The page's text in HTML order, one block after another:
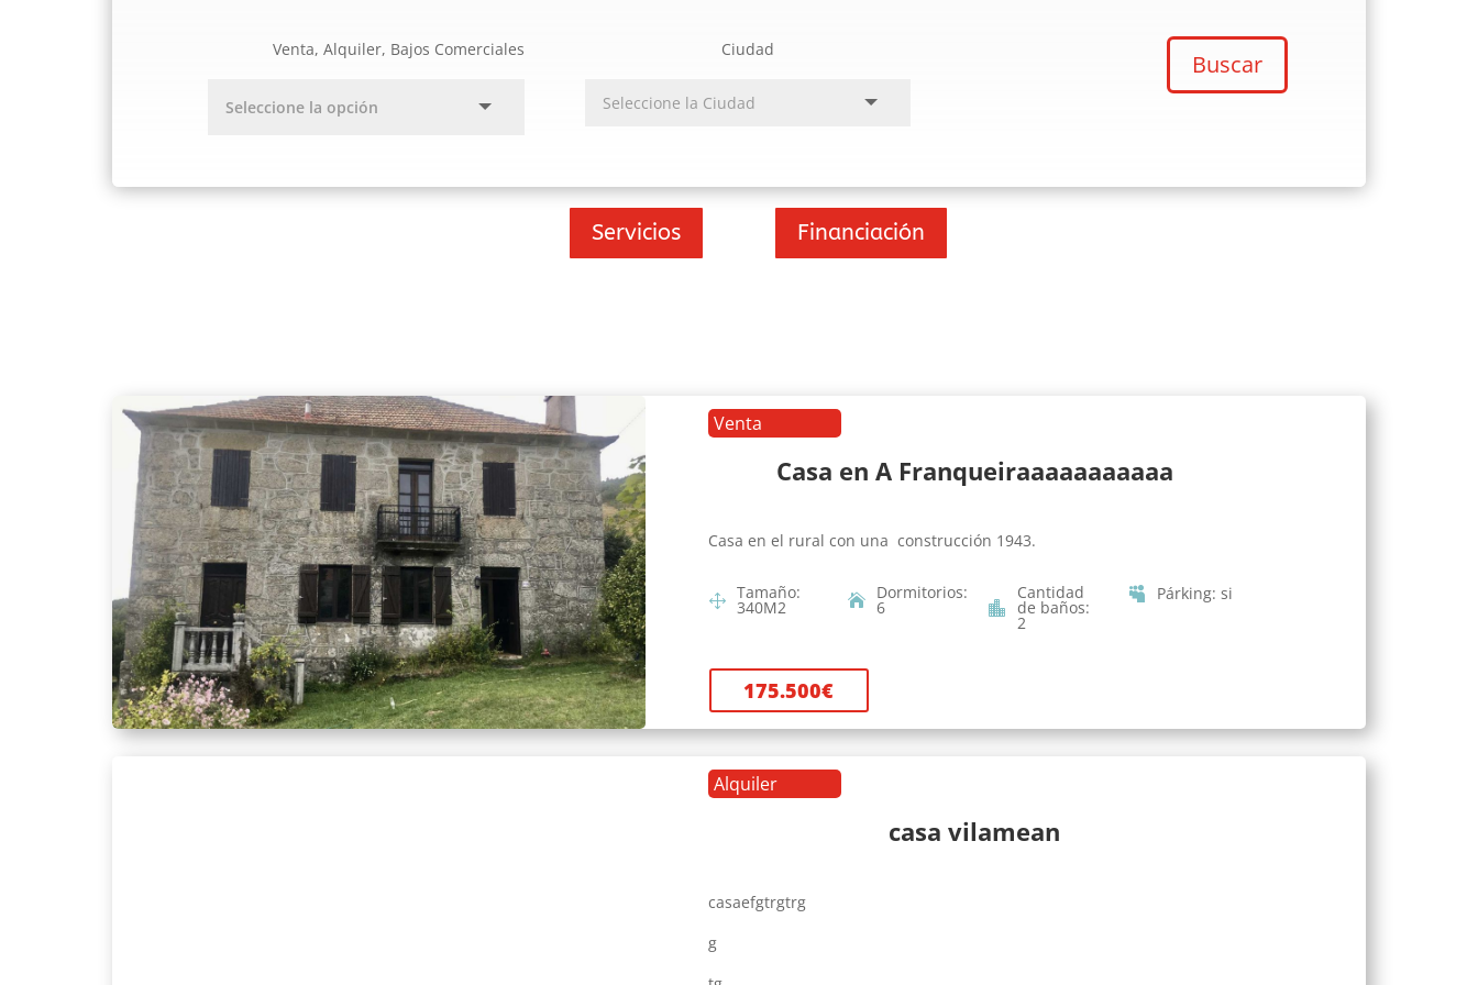
Venta, Alquiler, Bajos Comerciales Ciudad
Buscar
Servicios Financiación
Venta
Casa en A Franqueiraaaaaaaaaaa
Casa en el rural con una construcción 1943.
Tamaño:
340M2
Dormitorios:
6
Cantidad
de baños:
2
Párking:si
175.500€
Alquiler
casa vilamean
casaefgtrgtrg
g